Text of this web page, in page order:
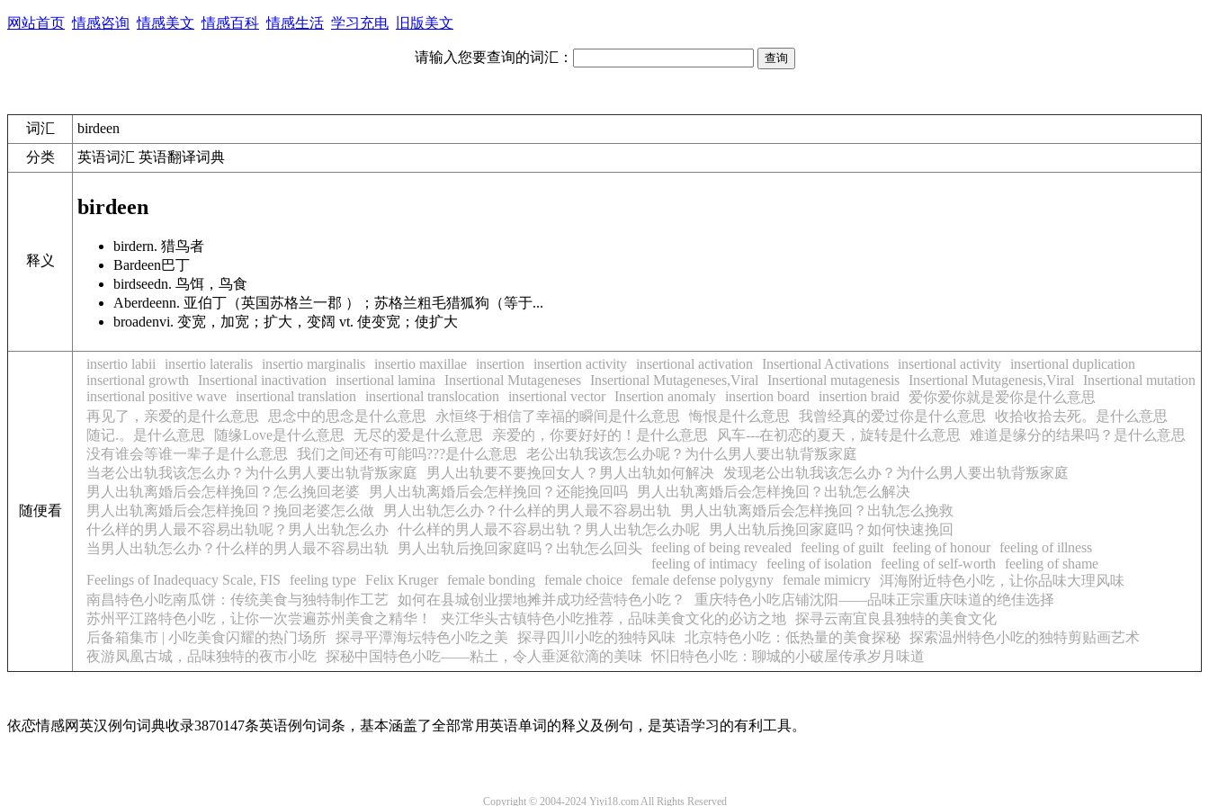
网站首页 情感咨询 情感美文 情感百科 情感生活 学习充电 旧版美文
请输入您要查询的词汇：
词汇
birdeen
分类
英语词汇 英语翻译词典
释义
birdeen
birdern. 猎鸟者
Bardeen巴丁
birdseedn. 鸟饵，鸟食
Aberdeenn. 亚伯丁（英国苏格兰一郡 ）；苏格兰粗毛猎狐狗（等于...
broadenvi. 变宽，加宽；扩大，变阔 vt. 使变宽；使扩大
随便看
insertio labii insertio lateralis insertio marginalis insertio maxillae insertion insertion activity insertional activation Insertional Activations insertional activity
insertional duplication
insertional growth
Insertional inactivation insertional lamina Insertional Mutageneses Insertional Mutageneses,Viral Insertional mutagenesis Insertional Mutagenesis,Viral
Insertional mutation
insertional positive wave
insertional translation insertional translocation insertional vector Insertion anomaly insertion board insertion braid
爱你爱你就是爱你是什么意思
再见了，亲爱的是什么意思
思念中的思念是什么意思 永恒终于相信了幸福的瞬间是什么意思 悔恨是什么意思 我曾经真的爱过你是什么意思
收拾收拾去死。是什么意思
随记.。是什么意思
随缘Love是什么意思 无尽的爱是什么意思 亲爱的，你要好好的！是什么意思 风车---在初恋的夏天，旋转是什么意思
难道是缘分的结果吗？是什么意思
没有谁会等谁一辈子是什么意思
我们之间还有可能吗???是什么意思
老公出轨我该怎么办呢？为什么男人要出轨背叛家庭
当老公出轨我该怎么办？为什么男人要出轨背叛家庭
男人出轨要不要挽回女人？男人出轨如何解决
发现老公出轨我该怎么办？为什么男人要出轨背叛家庭
男人出轨离婚后会怎样挽回？怎么挽回老婆
男人出轨离婚后会怎样挽回？还能挽回吗
男人出轨离婚后会怎样挽回？出轨怎么解决
男人出轨离婚后会怎样挽回？挽回老婆怎么做
男人出轨怎么办？什么样的男人最不容易出轨
男人出轨离婚后会怎样挽回？出轨怎么挽救
什么样的男人最不容易出轨呢？男人出轨怎么办 什么样的男人最不容易出轨？男人出轨怎么办呢
男人出轨后挽回家庭吗？如何快速挽回
当男人出轨怎么办？什么样的男人最不容易出轨
男人出轨后挽回家庭吗？出轨怎么回头 feeling of being revealed feeling of guilt feeling of honour
feeling of illness
feeling of intimacy
feeling of isolation feeling of self-worth
feeling of shame
Feelings of Inadequacy Scale, FIS
feeling type Felix Kruger female bonding female choice female defense polygyny female mimicry 洱海附近特色小吃，让你品味大理风味
南昌特色小吃南瓜饼：传统美食与独特制作工艺 如何在县城创业摆地摊并成功经营特色小吃？
重庆特色小吃店铺沈阳——品味正宗重庆味道的绝佳选择
苏州平江路特色小吃，让你一次尝遍苏州美食之精华！
夹江华头古镇特色小吃推荐，品味美食文化的必访之地 探寻云南宜良县独特的美食文化
后备箱集市 | 小吃美食闪耀的热门场所 探寻平潭海坛特色小吃之美 探寻四川小吃的独特风味 北京特色小吃：低热量的美食探秘 探索温州特色小吃的独特剪贴画艺术
夜游凤凰古城，品味独特的夜市小吃 探秘中国特色小吃——粘土，令人垂涎欲滴的美味 怀旧特色小吃：聊城的小破屋传承岁月味道
依恋情感网英汉例句词典收录3870147条英语例句词条，基本涵盖了全部常用英语单词的释义及例句，是英语学习的有利工具。
Copyright © 2004-2024 Yiyi18.com All Rights Reserved